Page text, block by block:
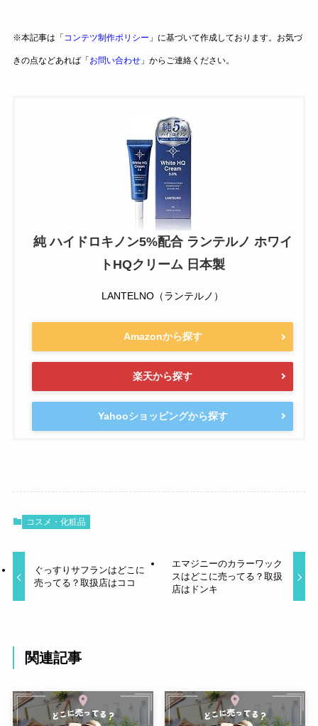
※本記事は「 コンテツ制作ポリシー 」に基づいて作成しております。お気づ
きの点などあれば「お問い合わせ」からご連絡ください。
純 ハイドロキノン5%配合 ランテルノ ホワイ
トHQクリーム 日本製
LANTELNO（ランテルノ）
Amazonから探す
楽天から探す
Yahooショッピングから探す
コスメ・化粧品
ぐっすりサフランはどこに
売ってる？取扱店はココ
エマジニーのカラーワック
スはどこに売ってる？取扱
店はドンキ
関連記事